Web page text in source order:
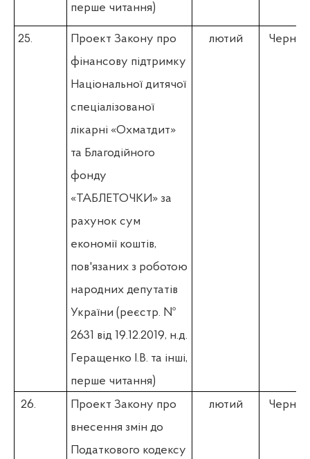
перше читання)
25.
Проект Закону про
фінансову підтримку
Національної дитячої
спеціалізованої
лікарні «Охматдит»
та Благодійного
фонду
«ТАБЛЕТОЧКИ» за
рахунок сум
економії коштів,
пов'язаних з роботою
народних депутатів
України (реєстр. №
2631 від 19.12.2019, н.д.
Геращенко І.В. та інші,
перше читання)
лютий
26.
Проект Закону про
внесення змін до
Податкового кодексу
лютий